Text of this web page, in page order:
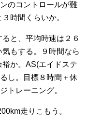
のコントロールが難
時間くらいか。
と、平均時速は２６
もする。９時間なら
か。AS(エイドステ
し。目標８時間＋休
トレーニング。
走りこもう。